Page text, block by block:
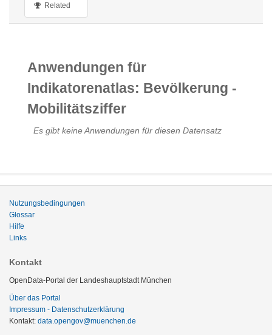
Related
Anwendungen für
Indikatorenatlas: Bevölkerung -
Mobilitätsziffer
Es gibt keine Anwendungen für diesen Datensatz
Nutzungsbedingungen
Glossar
Hilfe
Links
Kontakt
OpenData-Portal der Landeshauptstadt München
Über das Portal
Impressum - Datenschutzerklärung
Kontakt: data.opengov@muenchen.de